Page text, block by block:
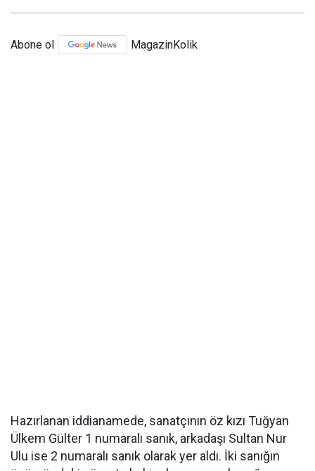
Abone ol MagazinKolik
Hazırlanan iddianamede, sanatçının öz kızı Tuğyan
Ülkem Gülter 1 numaralı sanık, arkadaşı Sultan Nur
Ulu ise 2 numaralı sanık olarak yer aldı. İki sanığın